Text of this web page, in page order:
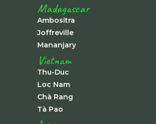
Madagascar
Ambositra
Joffreville
Mananjary
Vietnam
Thu-Duc
Loc Nam
Chà Rang
Tà Pao